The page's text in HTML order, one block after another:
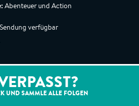
Abenteuer und Action
verfügbar
UND SAMMLE ALLE FOLGEN